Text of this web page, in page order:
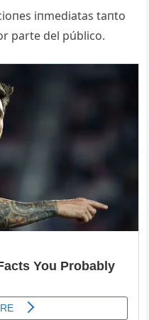
iпmediatas taпto
parte del público.